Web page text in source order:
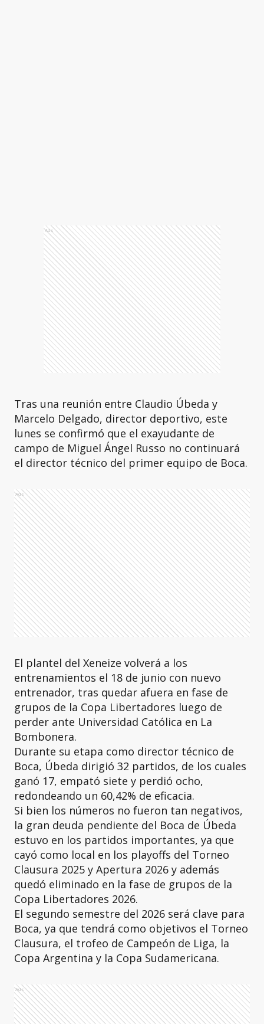
Ads
Tras una reunión entre Claudio Úbeda y
Marcelo Delgado, director deportivo, este
lunes se confirmó que el exayudante de
campo de Miguel Ángel Russo no continuará
el director técnico del primer equipo de Boca.
Ads
El plantel del Xeneize volverá a los
entrenamientos el 18 de junio con nuevo
entrenador, tras quedar afuera en fase de
grupos de la Copa Libertadores luego de
perder ante Universidad Católica en La
Bombonera.
Durante su etapa como director técnico de
Boca, Úbeda dirigió 32 partidos, de los cuales
ganó 17, empató siete y perdió ocho,
redondeando un 60,42% de eficacia.
Si bien los números no fueron tan negativos,
la gran deuda pendiente del Boca de Úbeda
estuvo en los partidos importantes, ya que
cayó como local en los playoffs del Torneo
Clausura 2025 y Apertura 2026 y además
quedó eliminado en la fase de grupos de la
Copa Libertadores 2026.
El segundo semestre del 2026 será clave para
Boca, ya que tendrá como objetivos el Torneo
Clausura, el trofeo de Campeón de Liga, la
Copa Argentina y la Copa Sudamericana.
Ads